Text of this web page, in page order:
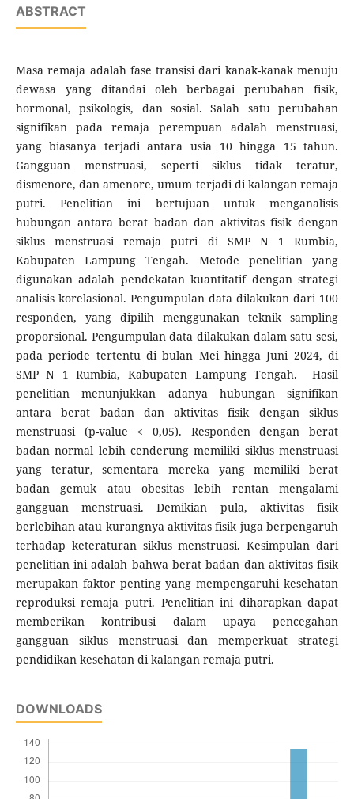
ABSTRACT
Masa remaja adalah fase transisi dari kanak-kanak menuju
dewasa yang ditandai oleh berbagai perubahan fisik,
hormonal, psikologis, dan sosial. Salah satu perubahan
signifikan pada remaja perempuan adalah menstruasi,
yang biasanya terjadi antara usia 10 hingga 15 tahun.
Gangguan menstruasi, seperti siklus tidak teratur,
dismenore, dan amenore, umum terjadi di kalangan remaja
putri. Penelitian ini bertujuan untuk menganalisis
hubungan antara berat badan dan aktivitas fisik dengan
siklus menstruasi remaja putri di SMP N 1 Rumbia,
Kabupaten Lampung Tengah. Metode penelitian yang
digunakan adalah pendekatan kuantitatif dengan strategi
analisis korelasional. Pengumpulan data dilakukan dari 100
responden, yang dipilih menggunakan teknik sampling
proporsional. Pengumpulan data dilakukan dalam satu sesi,
pada periode tertentu di bulan Mei hingga Juni 2024, di
SMP N 1 Rumbia, Kabupaten Lampung Tengah. Hasil
penelitian menunjukkan adanya hubungan signifikan
antara berat badan dan aktivitas fisik dengan siklus
menstruasi (p-value < 0,05). Responden dengan berat
badan normal lebih cenderung memiliki siklus menstruasi
yang teratur, sementara mereka yang memiliki berat
badan gemuk atau obesitas lebih rentan mengalami
gangguan menstruasi. Demikian pula, aktivitas fisik
berlebihan atau kurangnya aktivitas fisik juga berpengaruh
terhadap keteraturan siklus menstruasi. Kesimpulan dari
penelitian ini adalah bahwa berat badan dan aktivitas fisik
merupakan faktor penting yang mempengaruhi kesehatan
reproduksi remaja putri. Penelitian ini diharapkan dapat
memberikan kontribusi dalam upaya pencegahan
gangguan siklus menstruasi dan memperkuat strategi
pendidikan kesehatan di kalangan remaja putri.
DOWNLOADS